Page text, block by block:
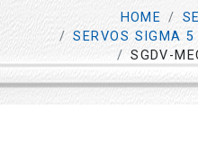
HOME
SERVOS SIGMA 5
SGDV-